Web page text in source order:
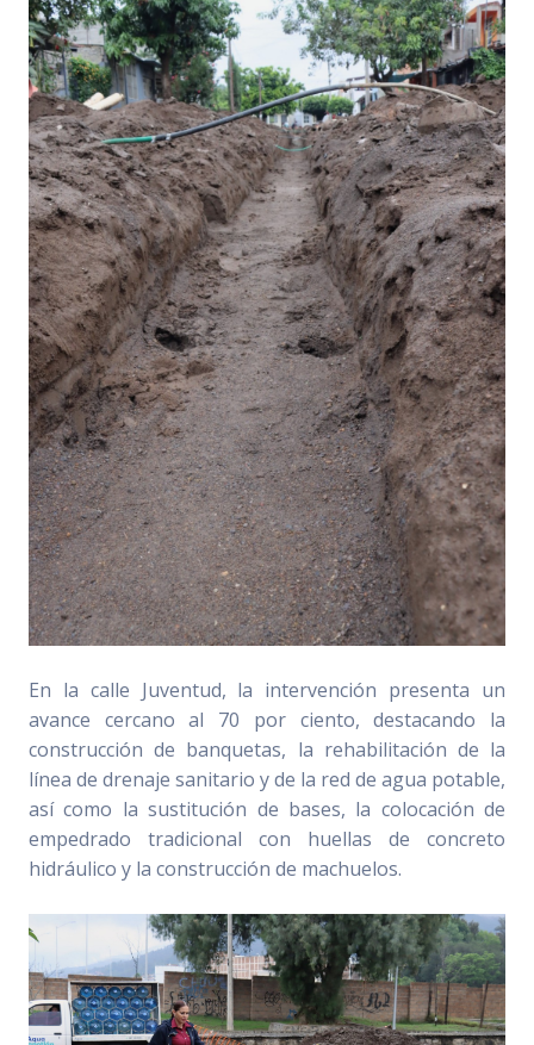
En la calle Juventud, la intervención presenta un
avance cercano al 70 por ciento, destacando la
construcción de banquetas, la rehabilitación de la
línea de drenaje sanitario y de la red de agua potable,
así como la sustitución de bases, la colocación de
empedrado tradicional con huellas de concreto
hidráulico y la construcción de machuelos.